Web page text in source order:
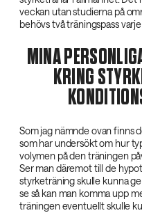
veckan utan studierna på
behövs två träningspass
MINA
KRING
Som jag nämnde ovan finns
som har undersökt om hur
volymen på den träningen
Ser man däremot till de
styrketräning skulle kunna
se så kan man komma upp
träningen eventuellt skulle